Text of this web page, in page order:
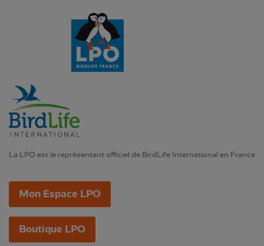
La LPO est le représentant officiel de BirdLife International en France
Mon Espace LPO
Boutique LPO